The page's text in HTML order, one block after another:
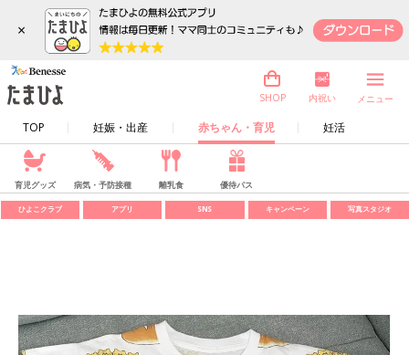
×
TOP 妊娠・出産 赤ちゃん・育児 妊活
SHOP 内祝い メニュー
育児グッズ 病気・予防接種 離乳食 優待パス
ひよこクラブ アプリ SNS キャンペーン 写真スタジオ